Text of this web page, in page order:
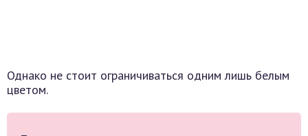
Однако не стоит ограничиваться одним лишь белым
цветом.